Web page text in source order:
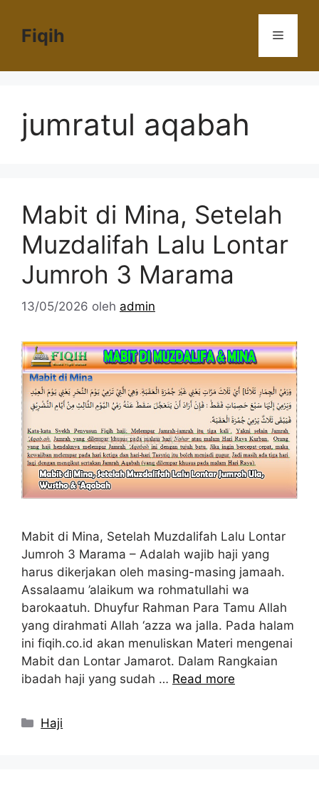
Fiqih Menu
jumratul aqabah
Mabit di Mina, Setelah
Muzdalifah Lalu Lontar
Jumroh 3 Marama
13/05/2026 oleh admin
Mabit di Mina, Setelah Muzdalifah Lalu Lontar
Jumroh 3 Marama – Adalah wajib haji yang
harus dikerjakan oleh masing-masing jamaah.
Assalaamu ’alaikum wa rohmatullahi wa
barokaatuh. Dhuyfur Rahman Para Tamu Allah
yang dirahmati Allah ‘azza wa jalla. Pada halam
ini fiqih.co.id akan menuliskan Materi mengenai
Mabit dan Lontar Jamarot. Dalam Rangkaian
ibadah haji yang sudah … Read more
Kategori
Haji